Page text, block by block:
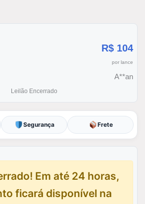
R$ 104
por lance
A**an
Leilão Encerrado
Segurança Frete
Em até 24 horas,
ficará disponível na